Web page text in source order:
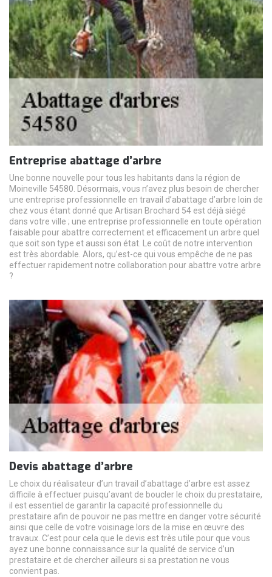
Entreprise abattage d’arbre
Une bonne nouvelle pour tous les habitants dans la région de
Moineville 54580. Désormais, vous n’avez plus besoin de chercher
une entreprise professionnelle en travail d’abattage d’arbre loin de
chez vous étant donné que Artisan Brochard 54 est déjà siégé
dans votre ville ; une entreprise professionnelle en toute opération
faisable pour abattre correctement et efficacement un arbre quel
que soit son type et aussi son état. Le coût de notre intervention
est très abordable. Alors, qu’est-ce qui vous empêche de ne pas
effectuer rapidement notre collaboration pour abattre votre arbre
?
Devis abattage d’arbre
Le choix du réalisateur d’un travail d’abattage d’arbre est assez
difficile à effectuer puisqu’avant de boucler le choix du prestataire,
il est essentiel de garantir la capacité professionnelle du
prestataire afin de pouvoir ne pas mettre en danger votre sécurité
ainsi que celle de votre voisinage lors de la mise en œuvre des
travaux. C’est pour cela que le devis est très utile pour que vous
ayez une bonne connaissance sur la qualité de service d’un
prestataire et de chercher ailleurs si sa prestation ne vous
convient pas.